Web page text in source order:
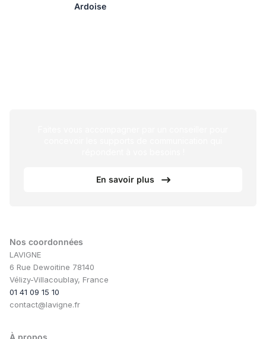
Ardoise
En savoir plus
Nos coordonnées
LAVIGNE
6 Rue Dewoitine 78140
Vélizy-Villacoublay, France
01 41 09 15 10
contact@lavigne.fr